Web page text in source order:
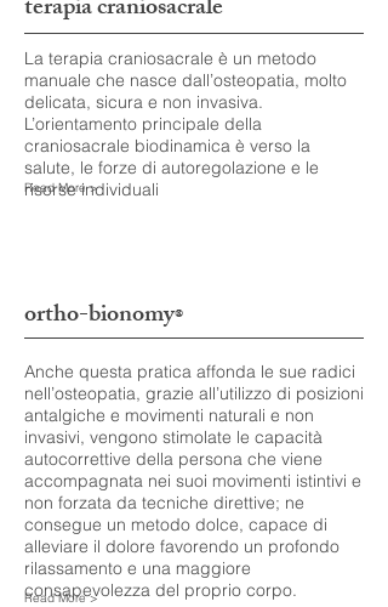
terapia craniosacrale
La terapia craniosacrale è un metodo
manuale che nasce dall’osteopatia, molto
delicata, sicura e non invasiva.
L’orientamento principale della
craniosacrale biodinamica è verso la
salute, le forze di autoregolazione e le
risorse individuali
Read More >
ortho-bionomy®
Anche questa pratica affonda le sue radici
nell’osteopatia, grazie all’utilizzo di posizioni
antalgiche e movimenti naturali e non
invasivi, vengono stimolate le capacità
autocorrettive della persona che viene
accompagnata nei suoi movimenti istintivi e
non forzata da tecniche direttive; ne
consegue un metodo dolce, capace di
alleviare il dolore favorendo un profondo
rilassamento e una maggiore
consapevolezza del proprio corpo.
Read More >